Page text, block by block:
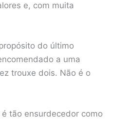
e, com muita
do último
a uma
trouxe dois. Não é o
é tão ensurdecedor como